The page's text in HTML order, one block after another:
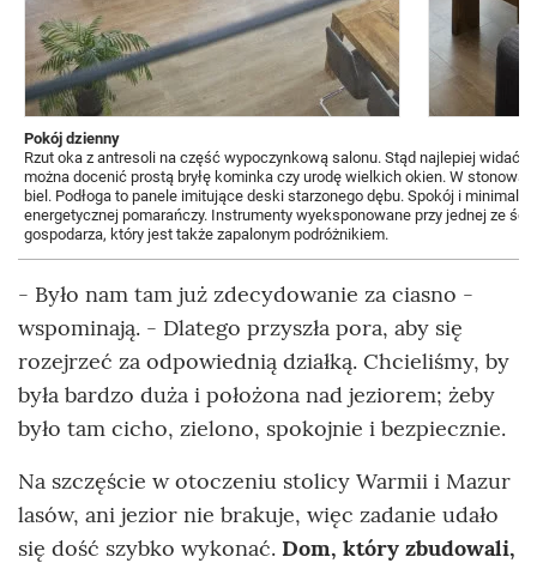
Pokój dzienny
Rzut oka z antresoli na część wypoczynkową salonu. Stąd najlepiej widać
można docenić prostą bryłę kominka czy urodę wielkich okien. W
biel. Podłoga to panele imitujące deski starzonego dębu. Spokój i
energetycznej pomarańczy. Instrumenty wyeksponowane przy jednej ze
gospodarza, który jest także zapalonym podróżnikiem.
- Było nam tam już zdecydowanie za ciasno -
wspominają. - Dlatego przyszła pora, aby się
rozejrzeć za odpowiednią działką. Chcieliśmy, by
była bardzo duża i położona nad jeziorem; żeby
było tam cicho, zielono, spokojnie i bezpiecznie.
Na szczęście w otoczeniu stolicy Warmii i Mazur
lasów, ani jezior nie brakuje, więc zadanie udało
się dość szybko wykonać. Dom, który zbudowali,